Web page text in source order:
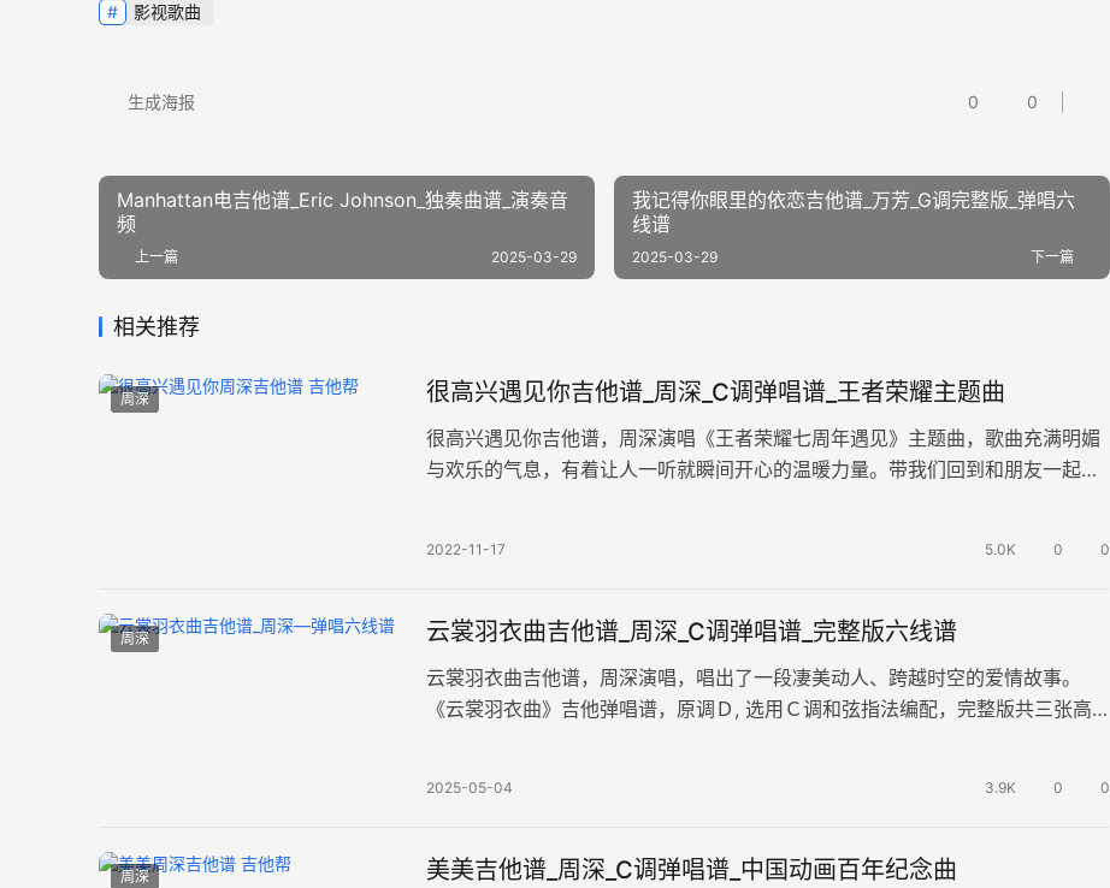
影视歌曲
0 0
生成海报
Manhattan电吉他谱_Eric Johnson_独奏曲谱_演奏音
频
上一篇 2025-03-29
我记得你眼里的依恋吉他谱_万芳_G调完整版_弹唱六
线谱
下一篇
2025-03-29
相关推荐
周深 很高兴遇见你吉他谱_周深_C调弹唱谱_王者荣耀主题曲
很高兴遇见你吉他谱，周深演唱《王者荣耀七周年遇见》主题曲，歌曲充满明媚
与欢乐的气息，有着让人一听就瞬间开心的温暖力量。带我们回到和朋友一起在
2022-11-17 5.0K 0 0
周深 云裳羽衣曲吉他谱_周深_C调弹唱谱_完整版六线谱
云裳羽衣曲吉他谱，周深演唱，唱出了一段凄美动人、跨越时空的爱情故事。
《云裳羽衣曲》吉他弹唱谱，原调Ｄ, 选用Ｃ调和弦指法编配，完整版共三张高
2025-05-04 3.9K 0 0
周深 美美吉他谱_周深_C调弹唱谱_中国动画百年纪念曲